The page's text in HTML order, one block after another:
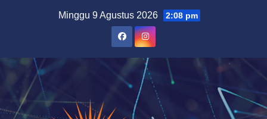
Minggu 9 Agustus 2026 2:08 pm